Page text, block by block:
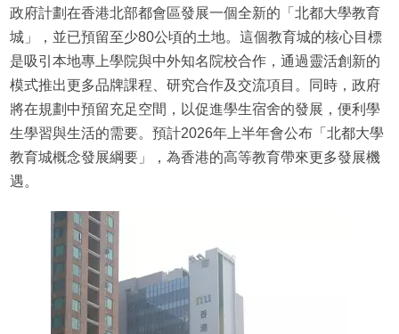
政府計劃在香港北部都會區發展一個全新的「北都大學教育
城」，並已預留至少80公頃的土地。這個教育城的核心目標
是吸引本地專上學院與中外知名院校合作，通過靈活創新的
模式推出更多品牌課程、研究合作及交流項目。同時，政府
將在規劃中預留充足空間，以促進學生宿舍的發展，便利學
生學習與生活的需要。預計2026年上半年會公布「北都大學
教育城概念發展綱要」，為香港的高等教育帶來更多發展機
遇。